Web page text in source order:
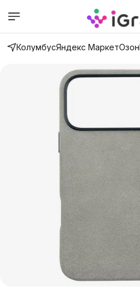
КолумбусЯндекс МаркетОзон